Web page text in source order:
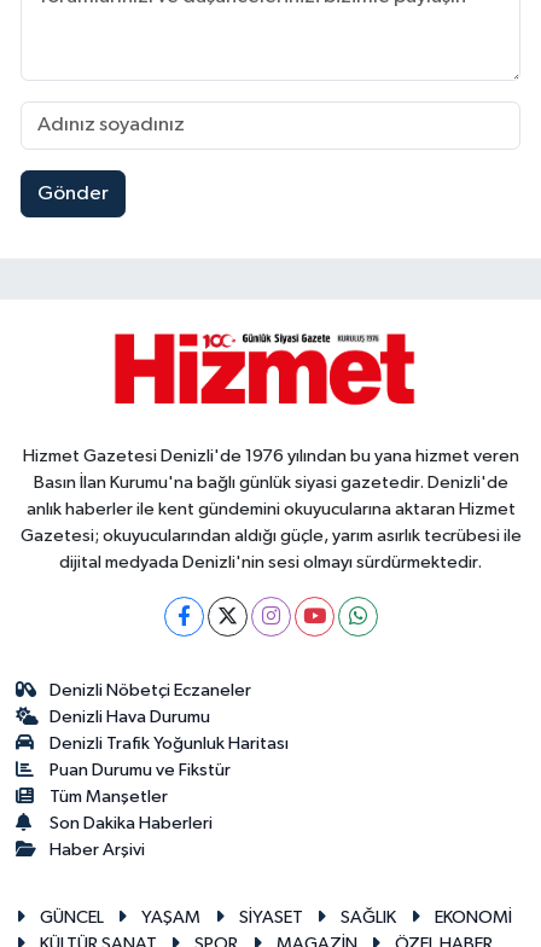
Gönder
Hizmet Gazetesi Denizli'de 1976 yılından bu yana hizmet veren
Basın İlan Kurumu'na bağlı günlük siyasi gazetedir. Denizli'de
anlık haberler ile kent gündemini okuyucularına aktaran Hizmet
Gazetesi; okuyucularından aldığı güçle, yarım asırlık tecrübesi ile
dijital medyada Denizli'nin sesi olmayı sürdürmektedir.
Denizli Nöbetçi Eczaneler
Denizli Hava Durumu
Denizli Trafik Yoğunluk Haritası
Puan Durumu ve Fikstür
Tüm Manşetler
Son Dakika Haberleri
Haber Arşivi
GÜNCEL YAŞAM SİYASET SAĞLIK
EKONOMİ